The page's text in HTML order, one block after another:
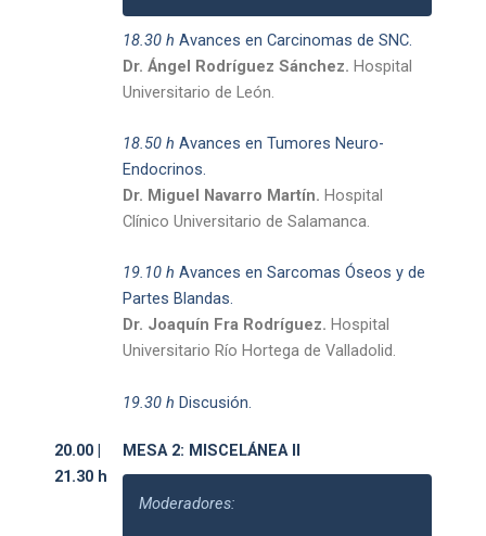
18.30 h Avances en Carcinomas de SNC.
Dr. Ángel Rodríguez Sánchez. Hospital
Universitario de León.
18.50 h Avances en Tumores Neuro-
Endocrinos.
Dr. Miguel Navarro Martín. Hospital
Clínico Universitario de Salamanca.
19.10 h Avances en Sarcomas Óseos y de
Partes Blandas.
Dr. Joaquín Fra Rodríguez. Hospital
Universitario Río Hortega de Valladolid.
19.30 h Discusión.
20.00 |
21.30 h
MESA 2: MISCELÁNEA II
Moderadores: